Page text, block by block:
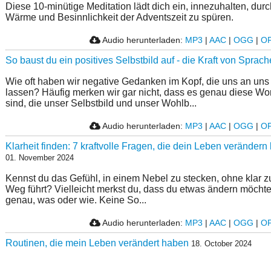
Diese 10-minütige Meditation lädt dich ein, innezuhalten,
Wärme und Besinnlichkeit der Adventszeit zu spüren.
Audio herunterladen: MP3 | AAC| OGG |
So baust du ein positives Selbstbild auf - die Kraft von
Wie oft haben wir negative Gedanken im Kopf, die uns an
lassen? Häufig merken wir gar nicht, dass es genau diese
sind, die unser Selbstbild und unser Wohlb...
Audio herunterladen: MP3 | AAC| OGG |
Klarheit finden: 7 kraftvolle Fragen, die dein Leben verändern
01. November 2024
Kennst du das Gefühl, in einem Nebel zu stecken, ohne klar
Weg führt? Vielleicht merkst du, dass du etwas ändern
genau, was oder wie. Keine So...
Audio herunterladen: MP3 | AAC| OGG |
Routinen, die mein Leben verändert haben 18. October 2024